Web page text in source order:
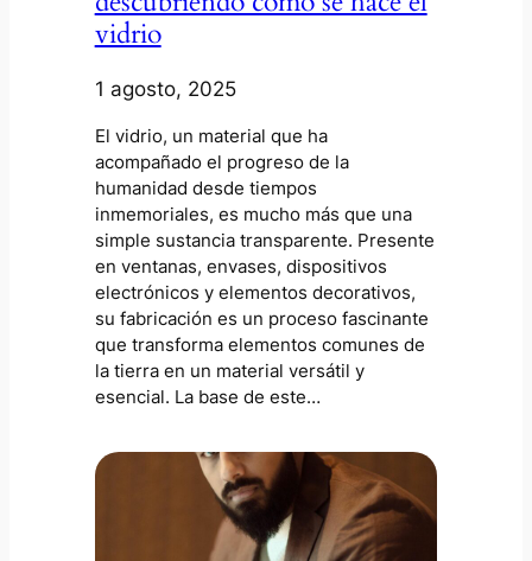
vidrio
1 agosto, 2025
El vidrio, un material que ha
acompañado el progreso de la
humanidad desde tiempos
inmemoriales, es mucho más que una
simple sustancia transparente. Presente
en ventanas, envases, dispositivos
electrónicos y elementos decorativos,
su fabricación es un proceso fascinante
que transforma elementos comunes de
la tierra en un material versátil y
esencial. La base de este…